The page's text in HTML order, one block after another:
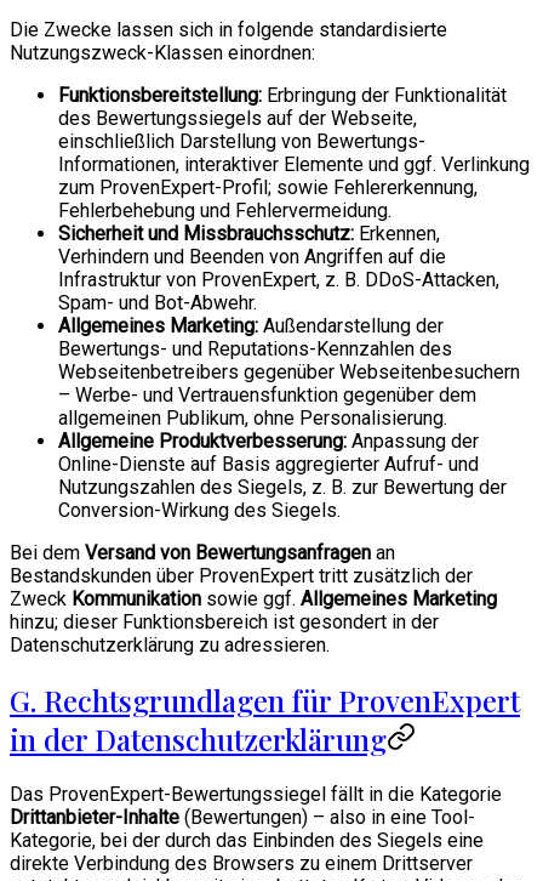
Die Zwecke lassen sich in folgende standardisierte
Nutzungszweck-Klassen einordnen:
Funktionsbereitstellung: Erbringung der Funktionalität
des Bewertungssiegels auf der Webseite,
einschließlich Darstellung von Bewertungs-
Informationen, interaktiver Elemente und ggf. Verlinkung
zum ProvenExpert-Profil; sowie Fehlererkennung,
Fehlerbehebung und Fehlervermeidung.
Sicherheit und Missbrauchsschutz: Erkennen,
Verhindern und Beenden von Angriffen auf die
Infrastruktur von ProvenExpert, z. B. DDoS-Attacken,
Spam- und Bot-Abwehr.
Allgemeines Marketing: Außendarstellung der
Bewertungs- und Reputations-Kennzahlen des
Webseitenbetreibers gegenüber Webseitenbesuchern
– Werbe- und Vertrauensfunktion gegenüber dem
allgemeinen Publikum, ohne Personalisierung.
Allgemeine Produktverbesserung: Anpassung der
Online-Dienste auf Basis aggregierter Aufruf- und
Nutzungszahlen des Siegels, z. B. zur Bewertung der
Conversion-Wirkung des Siegels.
Bei dem Versand von Bewertungsanfragen an
Bestandskunden über ProvenExpert tritt zusätzlich der
Zweck Kommunikation sowie ggf. Allgemeines Marketing
hinzu; dieser Funktionsbereich ist gesondert in der
Datenschutzerklärung zu adressieren.
G. Rechtsgrundlagen für ProvenExpert
in der Datenschutzerklärung
Das ProvenExpert-Bewertungssiegel fällt in die Kategorie
Drittanbieter-Inhalte (Bewertungen) – also in eine Tool-
Kategorie, bei der durch das Einbinden des Siegels eine
direkte Verbindung des Browsers zu einem Drittserver